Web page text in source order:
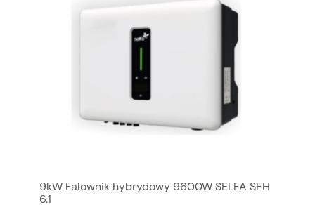
9kW Falownik hybrydowy 9600W SELFA SFH
6.1